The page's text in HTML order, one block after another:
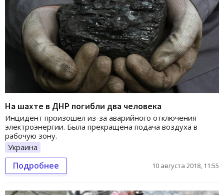
На шахте в ДНР погибли два человека
Инцидент произошел из-за аварийного отключения
электроэнергии. Была прекращена подача воздуха в
рабочую зону.
Украина
Подробнее 10 августа 2018, 11:55